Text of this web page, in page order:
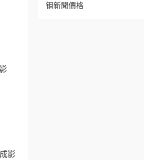
影
钼新聞價格